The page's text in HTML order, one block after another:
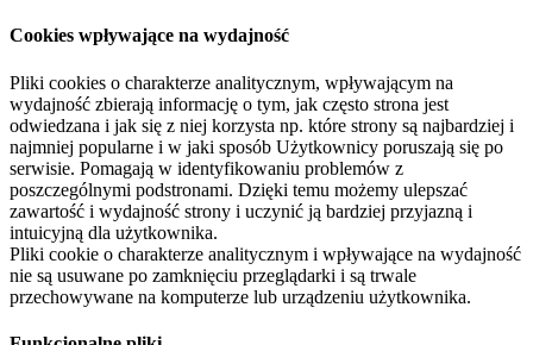
Cookies wpływające na wydajność
Pliki cookies o charakterze analitycznym, wpływającym na
wydajność zbierają informację o tym, jak często strona jest
odwiedzana i jak się z niej korzysta np. które strony są najbardziej i
najmniej popularne i w jaki sposób Użytkownicy poruszają się po
serwisie. Pomagają w identyfikowaniu problemów z
poszczególnymi podstronami. Dzięki temu możemy ulepszać
zawartość i wydajność strony i uczynić ją bardziej przyjazną i
intuicyjną dla użytkownika.
Pliki cookie o charakterze analitycznym i wpływające na wydajność
nie są usuwane po zamknięciu przeglądarki i są trwale
przechowywane na komputerze lub urządzeniu użytkownika.